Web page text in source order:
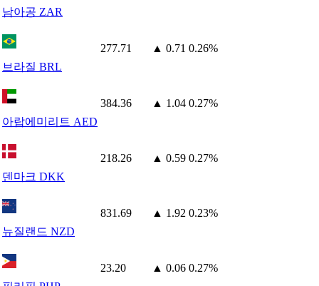
남아공 ZAR
브라질 BRL
277.71 ▲ 0.71 0.26%
아랍에미리트 AED
384.36 ▲ 1.04 0.27%
덴마크 DKK
218.26 ▲ 0.59 0.27%
뉴질랜드 NZD
831.69 ▲ 1.92 0.23%
23.20 ▲ 0.06 0.27%